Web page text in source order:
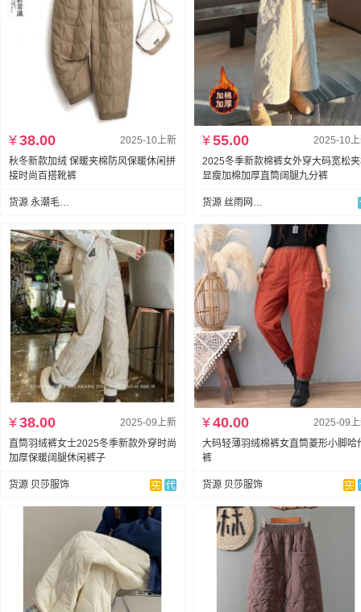
2025-10上新
¥38.00
秋冬新款加绒 保暖夹棉防风保暖休闲拼
接时尚百搭靴裤
货源 永潮毛衣厂
2025-10
¥55.00
2025冬季新款棉裤女外穿大码宽松
显瘦加棉加厚直筒阔腿九分裤
货源 丝雨网络服饰
2025-09上新
¥38.00
直筒羽绒裤女士2025冬季新款外穿时尚
加厚保暖阔腿休闲裤子
货源 贝莎服饰
2025-09
¥40.00
大码轻薄羽绒棉裤女直筒菱形小脚哈
裤
货源 贝莎服饰